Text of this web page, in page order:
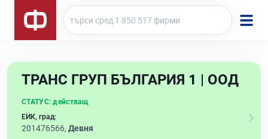
ТРАНС ГРУП БЪЛГАРИЯ 1 | ООД
СТАТУС: действащ
ЕИК, град:
201476566, Девня